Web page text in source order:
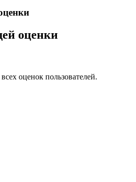
оценки
оценок пользователей.